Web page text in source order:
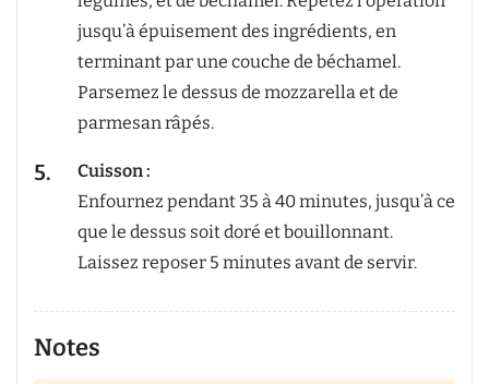
jusqu’à épuisement des ingrédients, en
terminant par une couche de béchamel.
Parsemez le dessus de mozzarella et de
parmesan râpés.
Cuisson :
Enfournez pendant 35 à 40 minutes, jusqu’à ce
que le dessus soit doré et bouillonnant.
Laissez reposer 5 minutes avant de servir.
Notes